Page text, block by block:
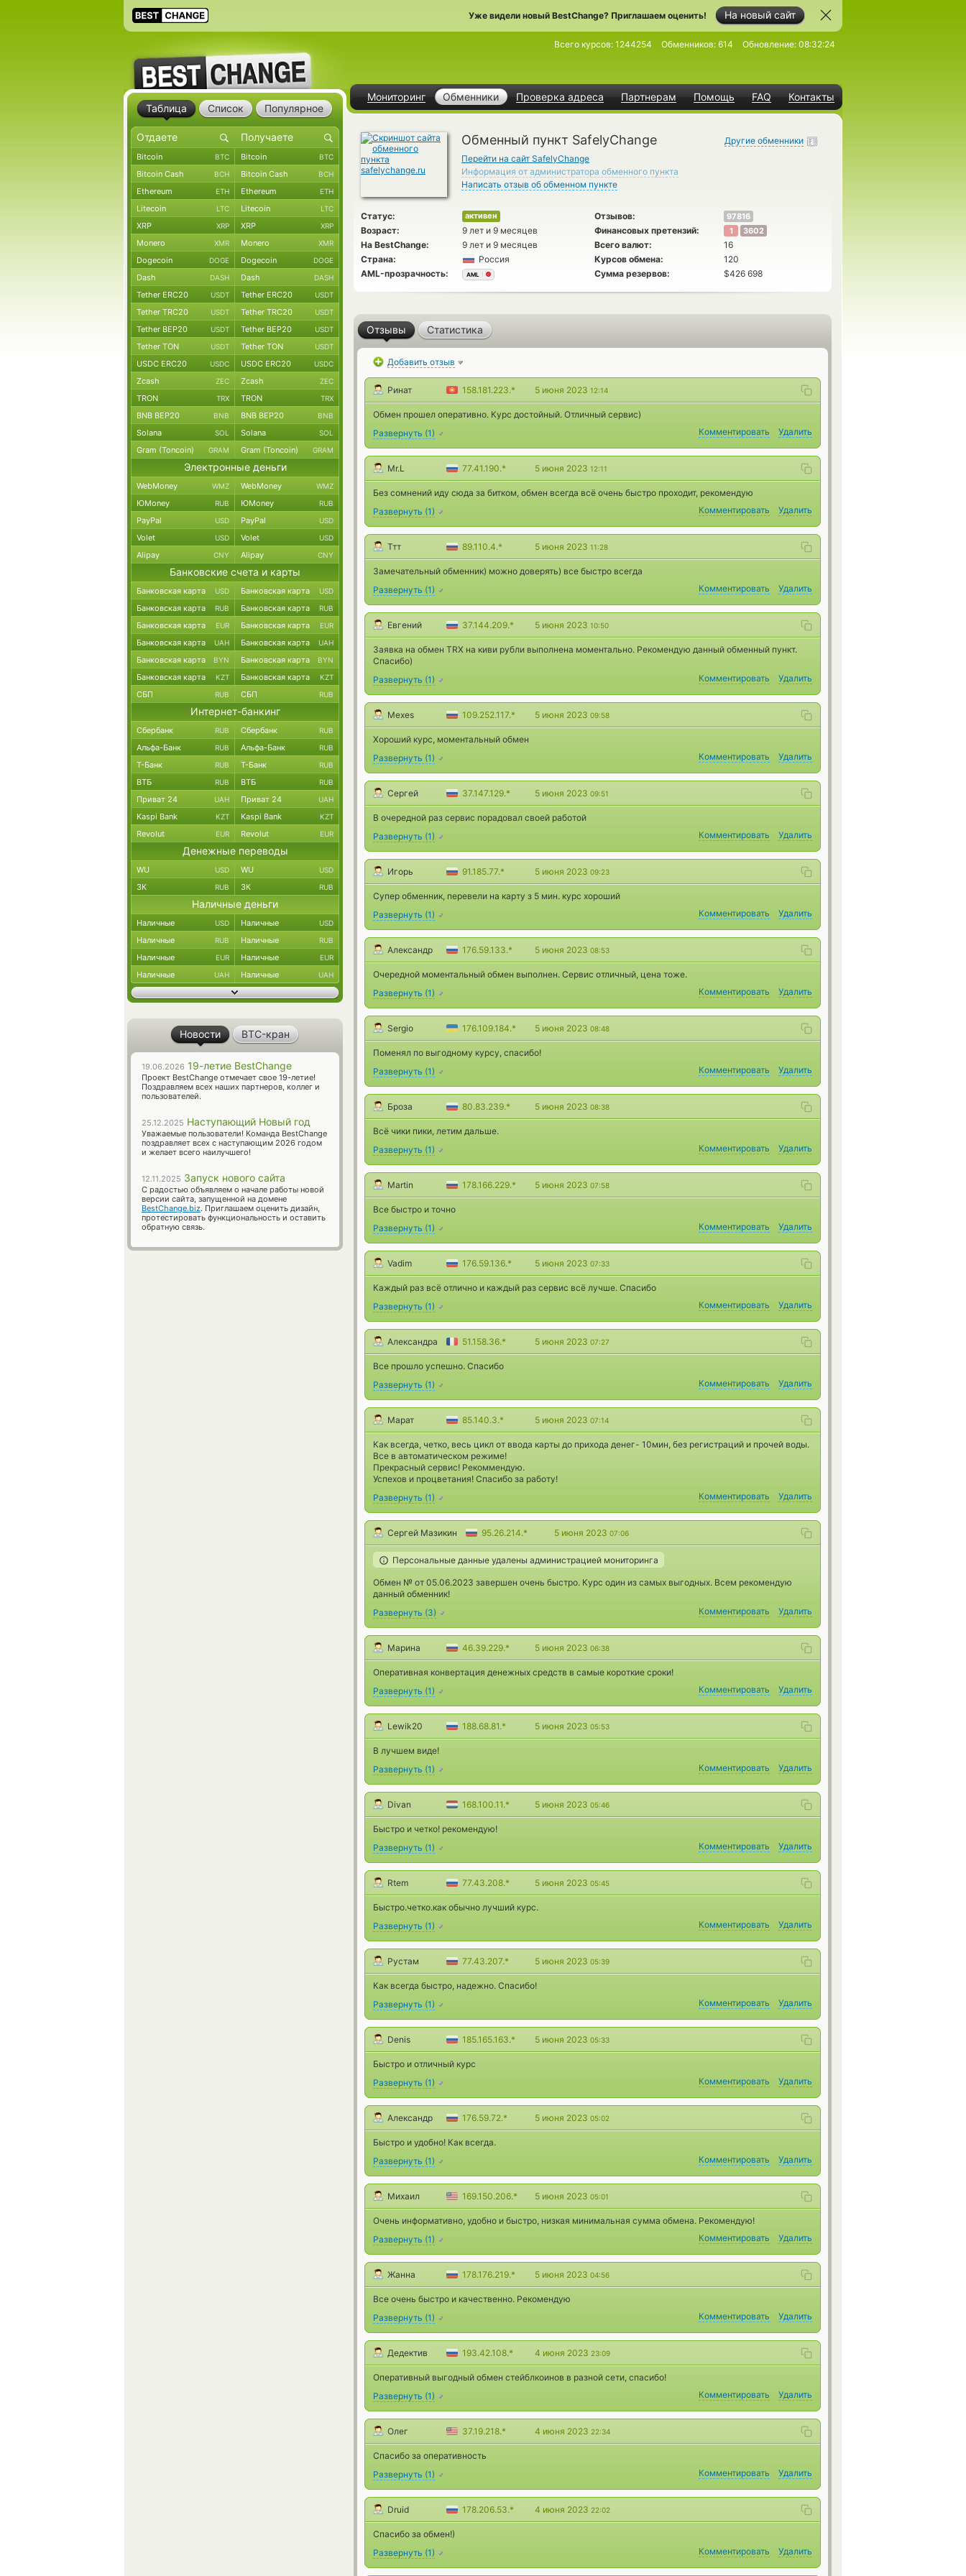
На новый сайт
Уже видели новый BestChange? Приглашаем оценить!
Мониторинг Обменники Проверка адреса Партнерам Помощь FAQ Контакты
Всего курсов: 1244254 Обменников: 614 Обновление: 08:32:24
Обменный пункт SafelyChange
Перейти на сайт SafelyChange
Информация от администратора обменного пункта
Написать отзыв об обменном пункте
Другие обменники
Статус: активен Отзывов: 97816
Возраст: 9 лет и 9 месяцев Финансовых претензий: 1 3602
На BestChange: 9 лет и 9 месяцев Всего валют:
16
Страна:
Россия Курсов обмена:
120
AML-прозрачность:
AML Сумма резервов: $426 698
Отзывы Статистика
Добавить отзыв
Ринат 158.181.223.* 5 июня 2023 12:14
Обмен прошел оперативно. Курс достойный. Отличный сервис)
Развернуть (1) Комментировать Удалить
Mr.L 77.41.190.* 5 июня 2023 12:11
Без сомнений иду сюда за битком, обмен всегда всё очень быстро проходит, рекомендую
Развернуть (1) Комментировать Удалить
Ттт 89.110.4.* 5 июня 2023 11:28
Замечательный обменник) можно доверять) все быстро всегда
Развернуть (1) Комментировать Удалить
Евгений 37.144.209.* 5 июня 2023 10:50
Заявка на обмен TRX на киви рубли выполнена моментально. Рекомендую данный обменный пункт.
Спасибо)
Развернуть (1) Комментировать Удалить
Mexes 109.252.117.* 5 июня 2023 09:58
Хороший курс, моментальный обмен
Развернуть (1) Комментировать Удалить
Сергей 37.147.129.* 5 июня 2023 09:51
В очередной раз сервис порадовал своей работой
Развернуть (1) Комментировать Удалить
Игорь 91.185.77.* 5 июня 2023 09:23
Cупер обменник, перевели на карту з 5 мин. курс хороший
Развернуть (1) Комментировать Удалить
Александр 176.59.133.* 5 июня 2023 08:53
Очередной моментальный обмен выполнен. Сервис отличный, цена тоже.
Развернуть (1) Комментировать Удалить
Sergio 176.109.184.* 5 июня 2023 08:48
Поменял по выгодному курсу, спасибо!
Развернуть (1) Комментировать Удалить
Броза 80.83.239.* 5 июня 2023 08:38
Всё чики пики, летим дальше.
Развернуть (1) Комментировать Удалить
Мartin 178.166.229.* 5 июня 2023 07:58
Все быстро и точно
Развернуть (1) Комментировать Удалить
Vadim 176.59.136.* 5 июня 2023 07:33
Каждый раз всё отлично и каждый раз сервис всё лучше. Спасибо
Развернуть (1) Комментировать Удалить
Александра 51.158.36.* 5 июня 2023 07:27
Все прошло успешно. Спасибо
Развернуть (1) Комментировать Удалить
Марат 85.140.3.* 5 июня 2023 07:14
Как всегда, четко, весь цикл от ввода карты до прихода денег- 10мин, без регистраций и прочей воды.
Все в автоматическом режиме!
Прекрасный сервис! Рекоммендую.
Успехов и процветания! Спасибо за работу!
Развернуть (1) Комментировать Удалить
Сергей Мазикин 95.26.214.* 5 июня 2023 07:06
Персональные данные удалены администрацией мониторинга
Обмен № от 05.06.2023 завершен очень быстро. Курс один из самых выгодных. Всем рекомендую
данный обменник!
Развернуть (3) Комментировать Удалить
Марина 46.39.229.* 5 июня 2023 06:38
Оперативная конвертация денежных средств в самые короткие сроки!
Развернуть (1) Комментировать Удалить
Lewik20 188.68.81.* 5 июня 2023 05:53
В лучшем виде!
Развернуть (1) Комментировать Удалить
Divan 168.100.11.* 5 июня 2023 05:46
Быстро и четко! рекомендую!
Развернуть (1) Комментировать Удалить
Rtem 77.43.208.* 5 июня 2023 05:45
Быстро.четко.как обычно лучший курс.
Развернуть (1) Комментировать Удалить
Рустам 77.43.207.* 5 июня 2023 05:39
Как всегда быстро, надежно. Спасибо!
Развернуть (1) Комментировать Удалить
Denis 185.165.163.* 5 июня 2023 05:33
Быстро и отличный курс
Развернуть (1) Комментировать Удалить
Александр 176.59.72.* 5 июня 2023 05:02
Быстро и удобно! Как всегда.
Развернуть (1) Комментировать Удалить
Михаил 169.150.206.* 5 июня 2023 05:01
Очень информативно, удобно и быстро, низкая минимальная сумма обмена. Рекомендую!
Развернуть (1) Комментировать Удалить
Жанна 178.176.219.* 5 июня 2023 04:56
Все очень быстро и качественно. Рекомендую
Развернуть (1) Комментировать Удалить
Дедектив 193.42.108.* 4 июня 2023 23:09
Оперативный выгодный обмен стейблкоинов в разной сети, спасибо!
Развернуть (1) Комментировать Удалить
Олег 37.19.218.* 4 июня 2023 22:34
Спасибо за оперативность
Развернуть (1) Комментировать Удалить
Druid 178.206.53.* 4 июня 2023 22:02
Спасибо за обмен!)
Развернуть (1) Комментировать Удалить
Таблица Список Популярное
Bitcoin BTC Bitcoin BTC
Bitcoin Cash BCH Bitcoin Cash BCH
Ethereum ETH Ethereum ETH
Litecoin LTC Litecoin LTC
XRP XRP XRP XRP
Monero XMR Monero XMR
Dogecoin DOGE Dogecoin DOGE
Dash DASH Dash DASH
Tether ERC20 USDT Tether ERC20 USDT
Tether TRC20 USDT Tether TRC20 USDT
Tether BEP20 USDT Tether BEP20 USDT
Tether TON USDT Tether TON USDT
USDC ERC20 USDC USDC ERC20 USDC
Zcash ZEC Zcash ZEC
TRON TRX TRON TRX
BNB BEP20 BNB BNB BEP20 BNB
Solana SOL Solana SOL
Gram (Toncoin) GRAM Gram (Toncoin) GRAM
Электронные деньги
WebMoney WMZ WebMoney WMZ
ЮMoney RUB ЮMoney RUB
PayPal USD PayPal USD
Volet USD Volet USD
Alipay CNY Alipay CNY
Банковские счета и карты
Банковская карта USD Банковская карта USD
Банковская карта RUB Банковская карта RUB
Банковская карта EUR Банковская карта EUR
Банковская карта UAH Банковская карта UAH
Банковская карта BYN Банковская карта BYN
Банковская карта KZT Банковская карта KZT
СБП RUB СБП RUB
Интернет-банкинг
Сбербанк RUB Сбербанк RUB
Альфа-Банк RUB Альфа-Банк RUB
Т-Банк RUB Т-Банк RUB
ВТБ RUB ВТБ RUB
Приват 24 UAH Приват 24 UAH
Kaspi Bank KZT Kaspi Bank KZT
Revolut EUR Revolut EUR
Денежные переводы
WU USD WU USD
ЗК RUB ЗК RUB
Наличные деньги
Наличные USD Наличные USD
Наличные RUB Наличные RUB
Наличные EUR Наличные EUR
Наличные UAH Наличные UAH
Новости BTC-кран
19.06.2026 19-летие BestChange
Проект BestChange отмечает свое 19-летие!
Поздравляем всех наших партнеров, коллег и
пользователей.
25.12.2025 Наступающий Новый год
Уважаемые пользователи! Команда BestChange
поздравляет всех с наступающим 2026 годом
и желает всего наилучшего!
12.11.2025 Запуск нового сайта
С радостью объявляем о начале работы новой
версии сайта, запущенной на домене
BestChange.biz. Приглашаем оценить дизайн,
протестировать функциональность и оставить
обратную связь.